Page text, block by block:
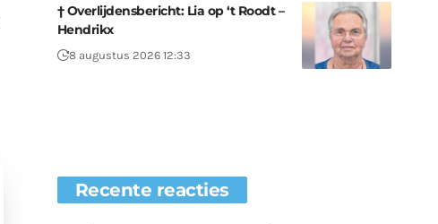
† Overlijdensbericht: Lia op ‘t Roodt –
Hendrikx
8 augustus 2026 12:33
Recente reacties